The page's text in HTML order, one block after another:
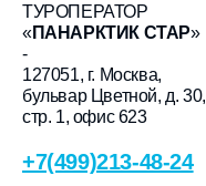
ТУРОПЕРАТОР
«ПАНАРКТИК СТАР»
-
127051, г. Москва,
бульвар Цветной, д. 30,
стр. 1, офис 623
+7(499)213-48-24